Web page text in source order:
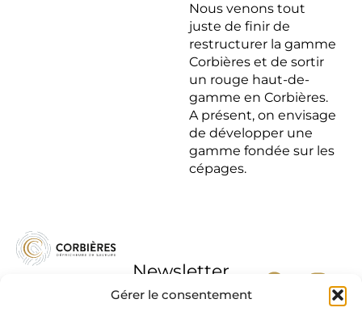
Gérer le consentement
Nous venons tout
juste de finir de
restructurer la gamme
Corbières et de sortir
un rouge haut-de-
gamme en Corbières.
A présent, on envisage
de développer une
gamme fondée sur les
cépages.
Newsletter